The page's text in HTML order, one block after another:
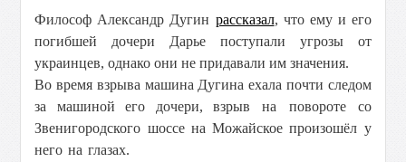
Философ Александр Дугин рассказал, что ему и его
погибшей дочери Дарье поступали угрозы от
украинцев, однако они не придавали им значения.
Во время взрыва машина Дугина ехала почти следом
за машиной его дочери, взрыв на повороте со
Звенигородского шоссе на Можайское произошёл у
него на глазах.